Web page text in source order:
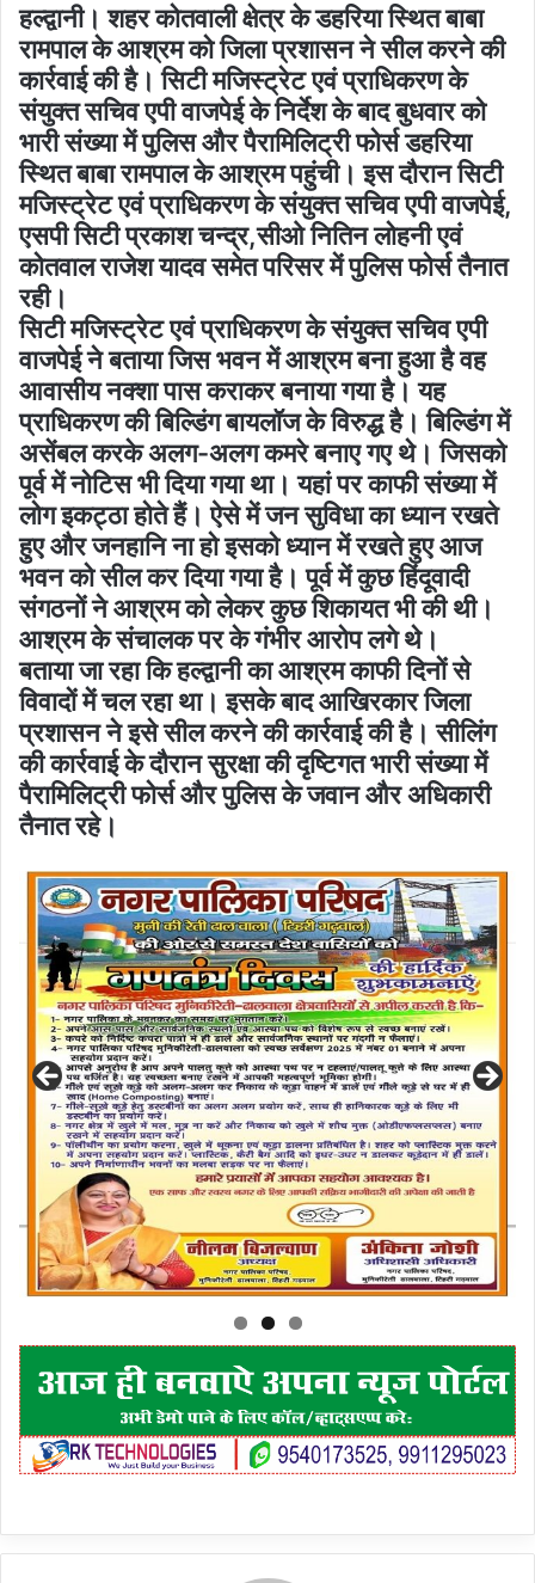
हल्द्वानी। शहर कोतवाली क्षेत्र के डहरिया स्थित बाबा
रामपाल के आश्रम को जिला प्रशासन ने सील करने की
कार्रवाई की है। सिटी मजिस्ट्रेट एवं प्राधिकरण के
संयुक्त सचिव एपी वाजपेई के निर्देश के बाद बुधवार को
भारी संख्या में पुलिस और पैरामिलिट्री फोर्स डहरिया
स्थित बाबा रामपाल के आश्रम पहुंची। इस दौरान सिटी
मजिस्ट्रेट एवं प्राधिकरण के संयुक्त सचिव एपी वाजपेई,
एसपी सिटी प्रकाश चन्द्र,सीओ नितिन लोहनी एवं
कोतवाल राजेश यादव समेत परिसर में पुलिस फोर्स तैनात
रही।
सिटी मजिस्ट्रेट एवं प्राधिकरण के संयुक्त सचिव एपी
वाजपेई ने बताया जिस भवन में आश्रम बना हुआ है वह
आवासीय नक्शा पास कराकर बनाया गया है। यह
प्राधिकरण की बिल्डिंग बायलॉज के विरुद्ध है। बिल्डिंग में
असेंबल करके अलग-अलग कमरे बनाए गए थे। जिसको
पूर्व में नोटिस भी दिया गया था। यहां पर काफी संख्या में
लोग इकट्ठा होते हैं। ऐसे में जन सुविधा का ध्यान रखते
हुए और जनहानि ना हो इसको ध्यान में रखते हुए आज
भवन को सील कर दिया गया है। पूर्व में कुछ हिंदूवादी
संगठनों ने आश्रम को लेकर कुछ शिकायत भी की थी।
आश्रम के संचालक पर के गंभीर आरोप लगे थे।
बताया जा रहा कि हल्द्वानी का आश्रम काफी दिनों से
विवादों में चल रहा था। इसके बाद आखिरकार जिला
प्रशासन ने इसे सील करने की कार्रवाई की है। सीलिंग
की कार्रवाई के दौरान सुरक्षा की दृष्टिगत भारी संख्या में
पैरामिलिट्री फोर्स और पुलिस के जवान और अधिकारी
तैनात रहे।